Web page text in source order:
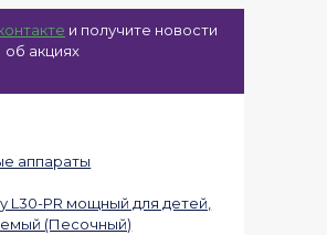
и получите новости
об акциях
аппараты